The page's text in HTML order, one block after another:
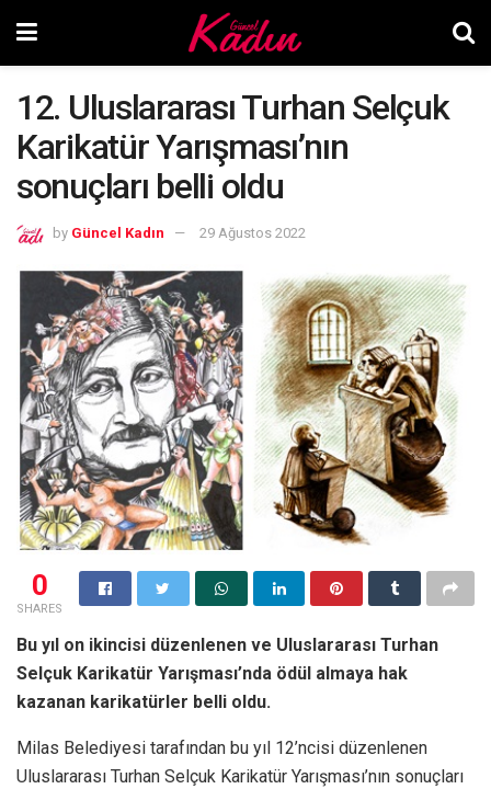
12. Uluslararası Turhan Selçuk
Karikatür Yarışması’nın
sonuçları belli oldu
by Güncel Kadın 29 Ağustos 2022
0
SHARES
Bu yıl on ikincisi düzenlenen ve Uluslararası Turhan
Selçuk Karikatür Yarışması’nda ödül almaya hak
kazanan karikatürler belli oldu.
Milas Belediyesi tarafından bu yıl 12’ncisi düzenlenen
Uluslararası Turhan Selçuk Karikatür Yarışması’nın sonuçları